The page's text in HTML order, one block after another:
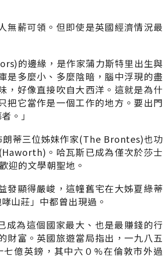
無薪可領。但即使是英國經濟情況最
的邊緣，是作家蒲力斯特里出生與
是多麼小、多麼陰暗，腦中浮現的盡
，好像直接吹自大西洋。這就是為什
把它當作是一個工作的地方。要出門
。」
朗蒂三位姊妹作家(The Brontes)也功
。哈瓦斯已成為僅次於莎士
的文學朝聖地。
發顯得嚴峻，這幢舊宅在大姊夏綠蒂
山莊」中都曾出現過。
成為這個國家最大、也是最賺錢的行
財富。英國旅遊當局指出，一九八五
億英鎊，其中六０%在倫敦市外過